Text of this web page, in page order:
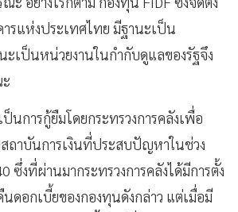
รแห่งประเทศไทย มีฐานะเป็น
เป็นหน่วยงานในกำกับดูแลของรัฐจึง
นการกู้ยืมโดยกระทรวงการคลังเพื่อ
ถาบันการเงินที่ประสบปัญหาในช่วง
ซึ่งที่ผ่านมากระทรวงการคลังได้มีการตั้ง
ดอกเบี้ยของกองทุนดังกล่าว แต่เมื่อมี